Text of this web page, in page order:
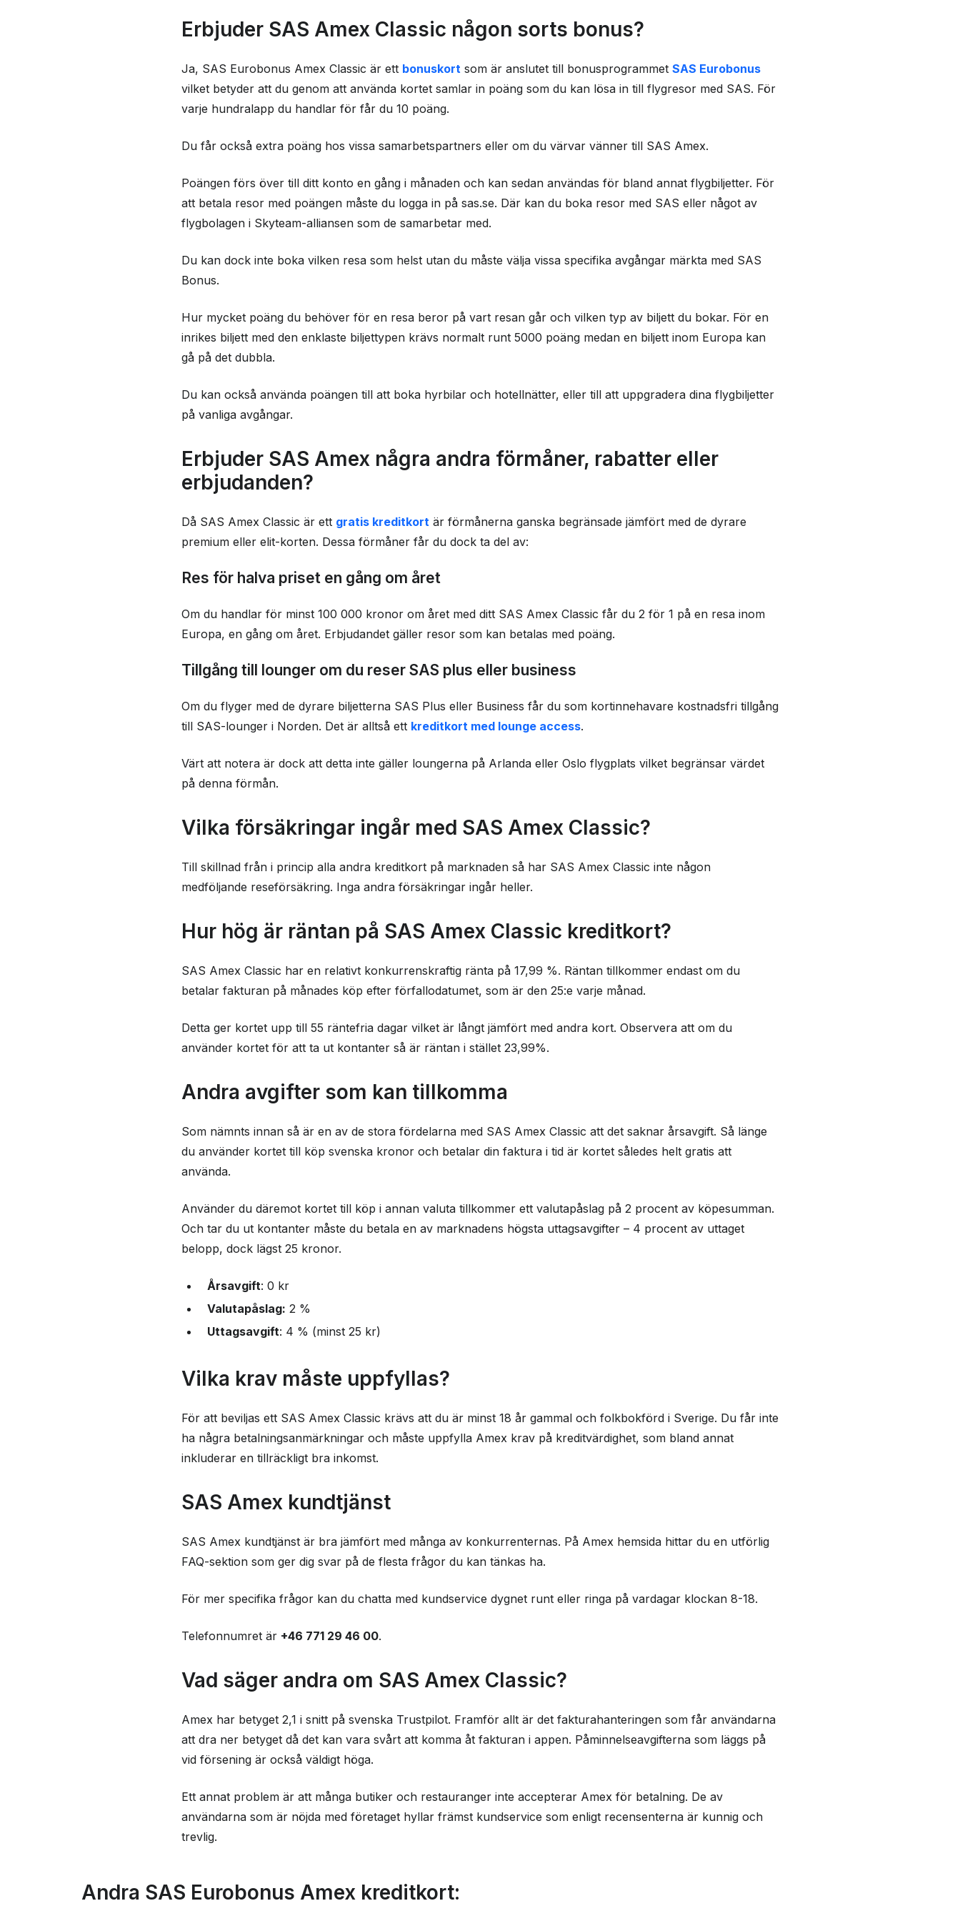
sorts bonus?
Erbjuder SAS Amex några andra
förmåner, rabatter eller erbjudanden?
Vilka försäkringar ingår med SAS
Hur hög är räntan på SAS Amex
Andra avgifter som kan tillkomma
Vilka krav måste uppfyllas?
Vad säger andra om SAS Amex
Kontaktinformasjon
Brukeranmeldelser
Erbjuder SAS Amex Classic någon sorts bonus?
Ja, SAS Eurobonus Amex Classic är ett bonuskortsom är anslutet till bonusprogrammet SAS Eurobonus
vilket betyder att du genom att använda kortet samlar in poäng som du kan lösa in till flygresor med SAS. För
varje hundralapp du handlar för får du 10 poäng.
Du får också extra poäng hos vissa samarbetspartners eller om du värvar vänner till SAS Amex.
Poängen förs över till ditt konto en gång i månaden och kan sedan användas för bland annat flygbiljetter. För
att betala resor med poängen måste du logga in på sas.se. Där kan du boka resor med SAS eller något av
flygbolagen i Skyteam-alliansen som de samarbetar med.
Du kan dock inte boka vilken resa som helst utan du måste välja vissa specifika avgångar märkta med SAS
Bonus.
Hur mycket poäng du behöver för en resa beror på vart resan går och vilken typ av biljett du bokar. För en
inrikes biljett med den enklaste biljettypen krävs normalt runt 5000 poäng medan en biljett inom Europa kan
gå på det dubbla.
Du kan också använda poängen till att boka hyrbilar och hotellnätter, eller till att uppgradera dina flygbiljetter
på vanliga avgångar.
Erbjuder SAS Amex några andra förmåner, rabatter eller
erbjudanden?
Då SAS Amex Classic är ett gratis kreditkortär förmånerna ganska begränsade jämfört med de dyrare
premium eller elit-korten. Dessa förmåner får du dock ta del av:
Res för halva priset en gång om året
Om du handlar för minst 100 000 kronor om året med ditt SAS Amex Classic får du 2 för 1 på en resa inom
Europa, en gång om året. Erbjudandet gäller resor som kan betalas med poäng.
Tillgång till lounger om du reser SAS plus eller business
Om du flyger med de dyrare biljetterna SAS Plus eller Business får du som kortinnehavare kostnadsfri tillgång
till SAS-lounger i Norden. Det är alltså ett kreditkort med lounge access.
Värt att notera är dock att detta inte gäller loungerna på Arlanda eller Oslo flygplats vilket begränsar värdet
på denna förmån.
Vilka försäkringar ingår med SAS Amex Classic?
Till skillnad från i princip alla andra kreditkort på marknaden så har SAS Amex Classic inte någon
medföljande reseförsäkring. Inga andra försäkringar ingår heller.
Hur hög är räntan på SAS Amex Classic kreditkort?
SAS Amex Classic har en relativt konkurrenskraftig ränta på 17,99 %. Räntan tillkommer endast om du
betalar fakturan på månades köp efter förfallodatumet, som är den 25:e varje månad.
Detta ger kortet upp till 55 räntefria dagar vilket är långt jämfört med andra kort. Observera att om du
använder kortet för att ta ut kontanter så är räntan i stället 23,99%.
Andra avgifter som kan tillkomma
Som nämnts innan så är en av de stora fördelarna med SAS Amex Classic att det saknar årsavgift. Så länge
du använder kortet till köp svenska kronor och betalar din faktura i tid är kortet således helt gratis att
använda.
Använder du däremot kortet till köp i annan valuta tillkommer ett valutapåslag på 2 procent av köpesumman.
Och tar du ut kontanter måste du betala en av marknadens högsta uttagsavgifter – 4 procent av uttaget
belopp, dock lägst 25 kronor.
Årsavgift: 0 kr
Valutapåslag: 2 %
Uttagsavgift: 4 % (minst 25 kr)
Vilka krav måste uppfyllas?
För att beviljas ett SAS Amex Classic krävs att du är minst 18 år gammal och folkbokförd i Sverige. Du får inte
ha några betalningsanmärkningar och måste uppfylla Amex krav på kreditvärdighet, som bland annat
inkluderar en tillräckligt bra inkomst.
SAS Amex kundtjänst
SAS Amex kundtjänst är bra jämfört med många av konkurrenternas. På Amex hemsida hittar du en utförlig
FAQ-sektion som ger dig svar på de flesta frågor du kan tänkas ha.
För mer specifika frågor kan du chatta med kundservice dygnet runt eller ringa på vardagar klockan 8-18.
Telefonnumret är +46 771 29 46 00.
Vad säger andra om SAS Amex Classic?
Amex har betyget 2,1 i snitt på svenska Trustpilot. Framför allt är det fakturahanteringen som får användarna
att dra ner betyget då det kan vara svårt att komma åt fakturan i appen. Påminnelseavgifterna som läggs på
vid försening är också väldigt höga.
Ett annat problem är att många butiker och restauranger inte accepterar Amex för betalning. De av
användarna som är nöjda med företaget hyllar främst kundservice som enligt recensenterna är kunnig och
trevlig.
Andra SAS Eurobonus Amex kreditkort: